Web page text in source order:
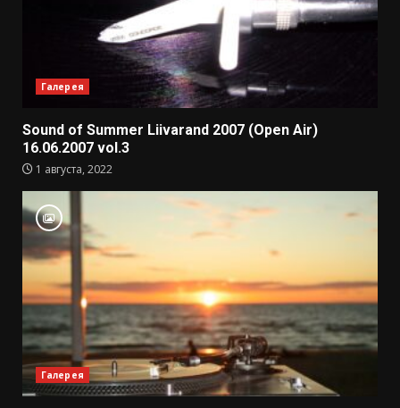
Галерея
Sound of Summer Liivarand 2007 (Open Air)
16.06.2007 vol.3
1 августа, 2022
Галерея